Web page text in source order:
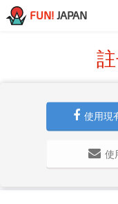
FUN! JAPAN
使用現
使